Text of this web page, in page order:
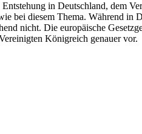
in Deutschland, dem
bei diesem Thema. Während
nicht. Die europäische
Königreich genauer vor.